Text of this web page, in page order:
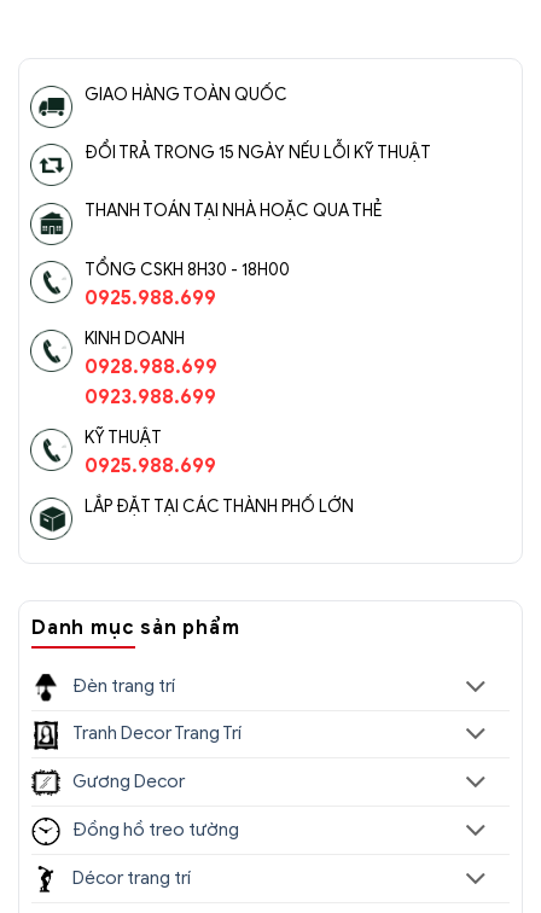
GIAO HÀNG TOÀN QUỐC
ĐỔI TRẢ TRONG 15 NGÀY NẾU LỖI KỸ THUẬT
THANH TOÁN TẠI NHÀ HOẶC QUA THẺ
TỔNG CSKH 8H30 - 18H00
0925.988.699
KINH DOANH
0928.988.699
0923.988.699
KỸ THUẬT
0925.988.699
LẮP ĐẶT TẠI CÁC THÀNH PHỐ LỚN
Danh mục sản phẩm
Đèn trang trí
Tranh Decor Trang Trí
Gương Decor
Đồng hồ treo tường
Décor trang trí